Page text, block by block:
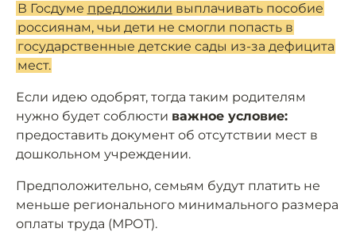
В Госдуме предложили выплачивать пособие
россиянам, чьи дети не смогли попасть в
государственные детские сады из-за дефицита
мест.
Если идею одобрят, тогда таким родителям
нужно будет соблюсти важное условие:
предоставить документ об отсутствии мест в
дошкольном учреждении.
Предположительно, семьям будут платить не
меньше регионального минимального размера
оплаты труда (МРОТ).